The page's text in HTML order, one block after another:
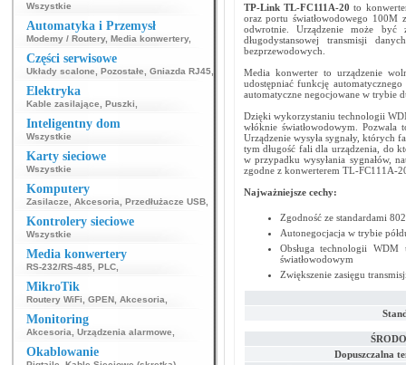
Wszystkie
Automatyka i Przemysł
Modemy / Routery, Media konwertery,
Części serwisowe
Układy scalone Pozostałe Gniazda RJ45
Elektryka
Kable zasilające Puszki
Inteligentny dom
Wszystkie
Karty sieciowe
Wszystkie
Komputery
Zasilacze Akcesoria Przedłużacze USB
Kontrolery sieciowe
Wszystkie
Media konwertery
RS-232/RS-485 PLC
MikroTik
Routery WiFi GPEN Akcesoria
Monitoring
Akcesoria Urządzenia alarmowe
Okablowanie
TP-Link TL-FC111A-20to
oraz portu światłowodowego 100M
odwrotnie. Urządzenie może być
długodystansowej transmisji
bezprzewodowych.
Media konwerter to urządzenie
udostępniać funkcję
automatyczne negocjowane w trybie
Dzięki wykorzystaniu technologii
włóknie światłowodowym.
Urządzenie wysyła sygnały, których
tym długość fali dla urządzenia, do
w przypadku wysyłania sygnałów,
zgodne z konwerterem TL-FC111A-
Najważniejsze cechy:
Zgodność ze standardami
Autonegocjacja w trybie
Obsługa technologii WDM
światłowodowym
Zwiększenie zasięgu
Dopuszczalna